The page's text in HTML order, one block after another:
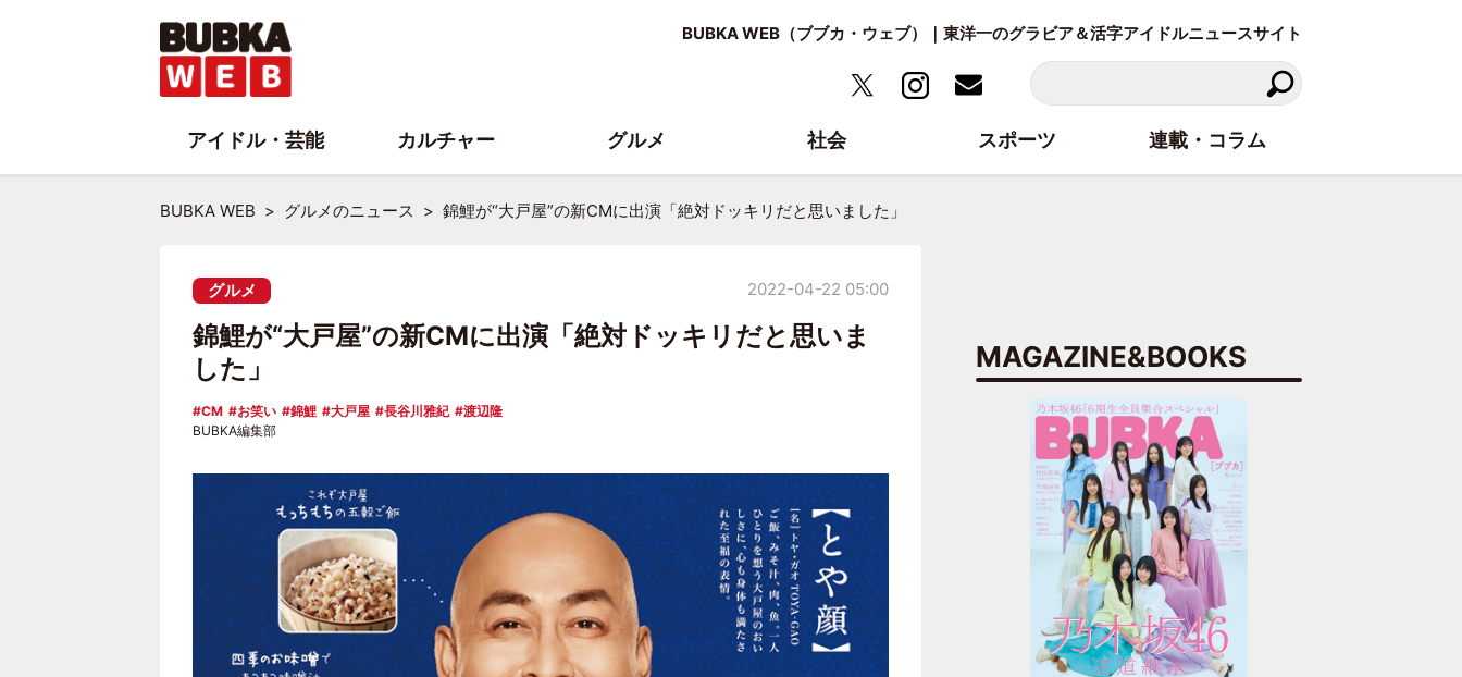
BUBKA WEB（ブブカ・ウェブ）｜東洋一のグラビア＆活字アイドルニュースサイト
BUBKA WEB グルメのニュース 錦鯉が“大戸屋”の新CMに出演「絶対ドッキリだと思いました」
グルメ 2022-04-22 05:00
錦鯉が“大戸屋”の新CMに出演「絶対ドッキリだと思いま
した」
CM お笑い 錦鯉 大戸屋 長谷川雅紀
渡辺隆
BUBKA編集部
MAGAZINE&BOOKS
アイドル・芸能 カルチャー グルメ 社会 スポーツ 連載・コラム